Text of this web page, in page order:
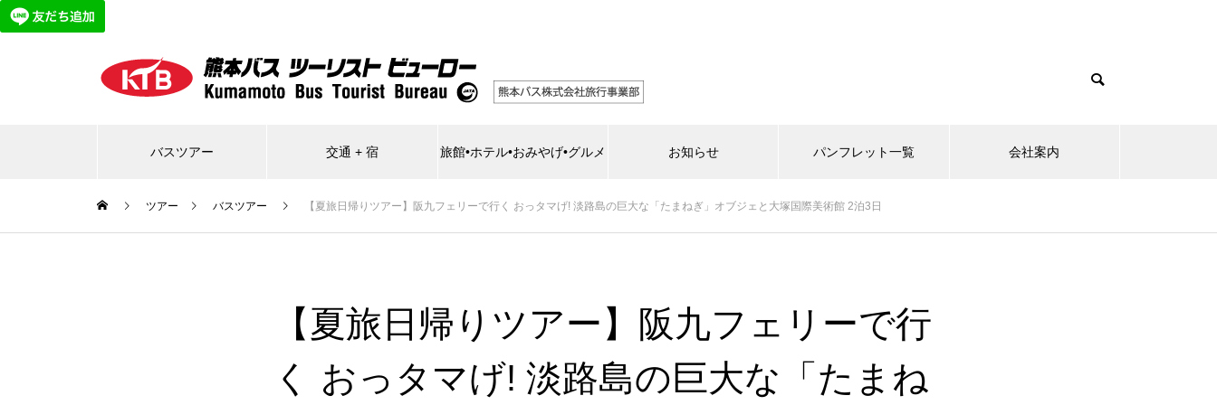
バスツアー 交通 + 宿 旅館•ホテル•おみやげ•グルメ お知らせ パンフレット一覧 会社案内
ツアー バスツアー 【夏旅日帰りツアー】阪九フェリーで行く おっタマげ! 淡路島の巨大な「たまねぎ」オブジェと大塚国際美術館 2泊3日
【夏旅日帰りツアー】阪九フェリーで行
く おっタマげ! 淡路島の巨大な「たまね